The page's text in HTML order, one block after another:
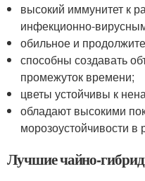
высокий иммунитет к
инфекционно-
обильное и
способны создавать
промежуток времени;
цветы устойчивы к
обладают высокими
морозоустойчивости в
Лучшие чайно-